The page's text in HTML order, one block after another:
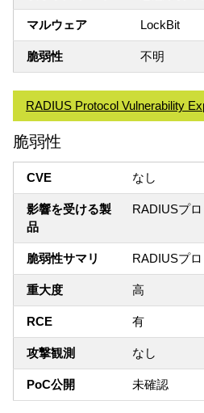
マルウェア LockBit
脆弱性 不明
RADIUS Protocol Vulnerability
脆弱性
CVE なし
影響を受ける製
品
RADIUSプ
脆弱性サマリ RADIUSプ
重大度 高
RCE 有
攻撃観測 なし
PoC公開 未確認